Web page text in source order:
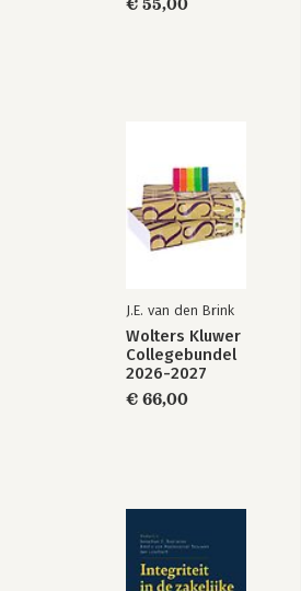
deel B
€ 55,00
J.E. van den Brink
Wolters Kluwer
Collegebundel
2026-2027
€ 66,00